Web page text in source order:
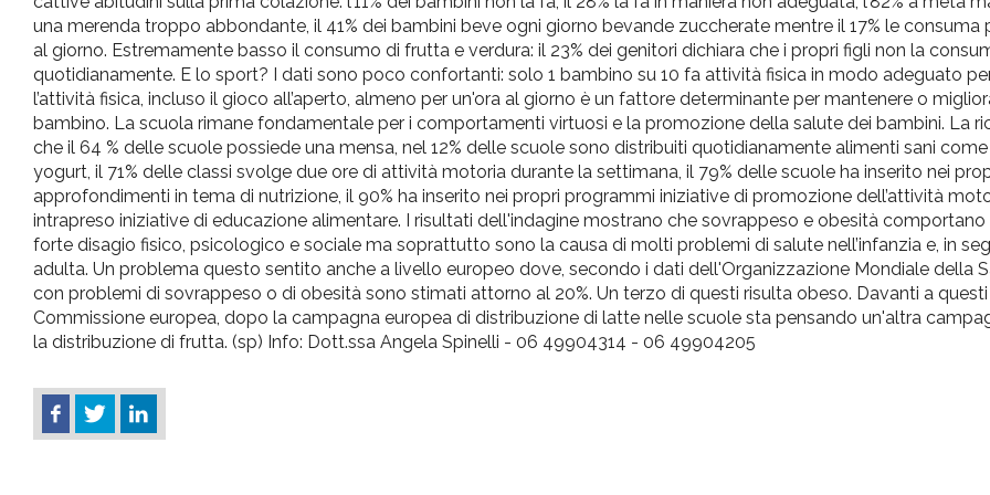
una merenda troppo abbondante, il 41% dei bambini beve ogni giorno bevande zuccherate mentre il 17% le consuma
al giorno. Estremamente basso il consumo di frutta e verdura: il 23% dei genitori dichiara che i propri figli non la
quotidianamente. E lo sport? I dati sono poco confortanti: solo 1 bambino su 10 fa attività fisica in modo adeguato
l’attività fisica, incluso il gioco all’aperto, almeno per un'ora al giorno è un fattore determinante per mantenere o
bambino. La scuola rimane fondamentale per i comportamenti virtuosi e la promozione della salute dei bambini. La
che il 64 % delle scuole possiede una mensa, nel 12% delle scuole sono distribuiti quotidianamente alimenti sani
yogurt, il 71% delle classi svolge due ore di attività motoria durante la settimana, il 79% delle scuole ha inserito nei
approfondimenti in tema di nutrizione, il 90% ha inserito nei propri programmi iniziative di promozione dell’attività
intrapreso iniziative di educazione alimentare. I risultati dell'indagine mostrano che sovrappeso e obesità
forte disagio fisico, psicologico e sociale ma soprattutto sono la causa di molti problemi di salute nell’infanzia e, in
adulta. Un problema questo sentito anche a livello europeo dove, secondo i dati dell'Organizzazione Mondiale della
con problemi di sovrappeso o di obesità sono stimati attorno al 20%. Un terzo di questi risulta obeso. Davanti a
Commissione europea, dopo la campagna europea di distribuzione di latte nelle scuole sta pensando un'altra
la distribuzione di frutta. (sp) Info: Dott.ssa Angela Spinelli - 06 49904314 - 06 49904205